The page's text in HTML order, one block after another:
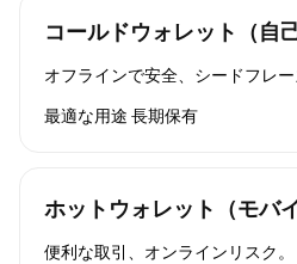
コールドウォレット（自
オフラインで安全、シードフレー
最適な用途 長期保有
ホットウォレット（モバ
便利な取引、オンラインリスク。